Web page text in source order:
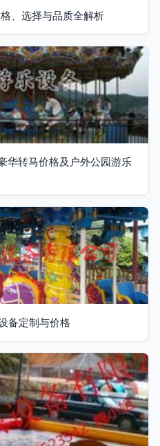
、选择与品质全解析
华转马价格及户外公园游乐
备定制与价格